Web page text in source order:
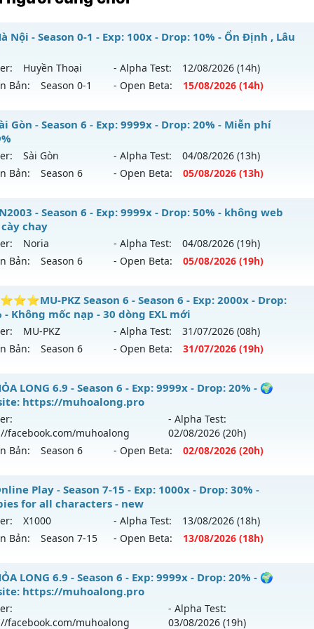
Nội - Season 0-1 - Exp: 100x - Drop: 10% - Ổn Định , Lâu
Huyền Thoại - Alpha Test: 12/08/2026 (14h)
Bản:
Season 0-1 - Open Beta: 15/08/2026 (14h)
Hà Nội - Ổn Định , Lâu Dài
mới ra tháng 08 2026 - Mở máy chủHuyền Thoại
100x - Drop: 10%
loại: Mu Nguyên bản Webzen
ICM
Gòn - Season 6 - Exp: 9999x - Drop: 20% - Miễn phí
Sài Gòn - Alpha Test: 04/08/2026 (13h)
Bản:
Season 6 - Open Beta: 05/08/2026 (13h)
Sài Gòn - Miễn phí 99.99%
mới ra tháng 08 2026 - Mở máy chủSài Gònvào 13h
9999x - Drop: 20%
loại: Mu Custom thêm đồ mới
8x
- Season 6 - Exp: 9999x - Drop: 50% - không web
chay
Noria - Alpha Test: 04/08/2026 (19h)
Bản:
Season 6 - Open Beta: 05/08/2026 (19h)
- không web shop cày chay
mới ra tháng 08 2026 - Mở máy chủNoriavào 19h ngày
9999x - Drop: 50%
loại: Mu Nguyên bản Webzen
XSHield
PKZ Season 6 - Season 6 - Exp: 2000x - Drop:
- Không mốc nạp - 30 dòng EXL mới
MU-PKZ - Alpha Test: 31/07/2026 (08h)
Bản:
Season 6 - Open Beta: 31/07/2026 (19h)
PKZ Season 6 - Không mốc nạp - 30 dòng
mới ra tháng 07 2026 - Mở máy chủ
MU-PKZ
2000x - Drop: 200%
loại: Mu Nguyên bản Webzen
SuperAnti
LONG 6.9 - Season 6 - Exp: 9999x - Drop: 20% - 🌍
https://muhoalong.pro
facebook.com/muhoalong
- Alpha Test:
02/08/2026 (20h)
Bản:
Season 6 - Open Beta: 02/08/2026 (20h)
LONG 6.9 - 🌍 Website: https://muhoalong.pro
ra tháng 08 2026 - Mở máy chủ https://facebook.com/
02/08/2626
Non Reset
Mu Nguyên bản Webzen
Play - Season 7-15 - Exp: 1000x - Drop: 30% -
for all characters - new
X1000 - Alpha Test: 13/08/2026 (18h)
Bản:
Season 7-15 - Open Beta: 13/08/2026 (18h)
Online Play - Freebies for all characters - new
mới ra tháng 08 2026 - Mở máy chủ
X1000
LONG 6.9 - Season 6 - Exp: 9999x - Drop: 20% - 🌍
https://muhoalong.pro
facebook.com/muhoalong
- Alpha Test:
03/08/2026 (19h)